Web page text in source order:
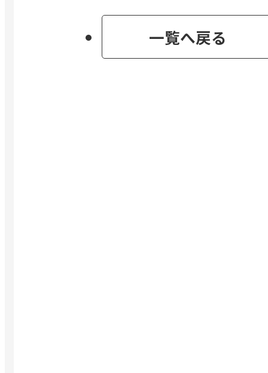
一覧へ戻る